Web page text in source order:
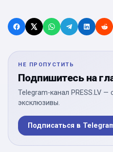
НЕ ПРОПУСТИТЬ
Подпишитесь на
Telegram-канал PRESS.LV
эксклюзивы.
Подписаться в